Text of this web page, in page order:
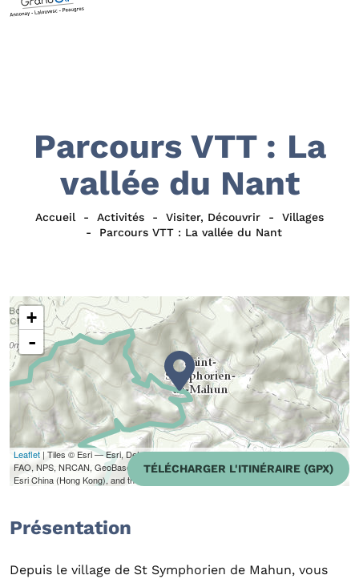
Parcours VTT : La
vallée du Nant
Accueil Activités Visiter, Découvrir
Villages
Parcours VTT : La vallée du Nant
+
-
Leaflet | Tiles © Esri — Esri, DeLorme, NAVTEQ, TomTom, Intermap, iPC, USGS,
FAO, NPS, NRCAN, GeoBase, Kadaster NL, Ordnance Survey, Esri Japan, METI,
Esri China (Hong Kong), and the GIS User Community
TÉLÉCHARGER L'ITINÉRAIRE (GPX)
Présentation
Depuis le village de St Symphorien de Mahun, vous